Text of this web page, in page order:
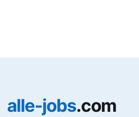
alle-jobs.com